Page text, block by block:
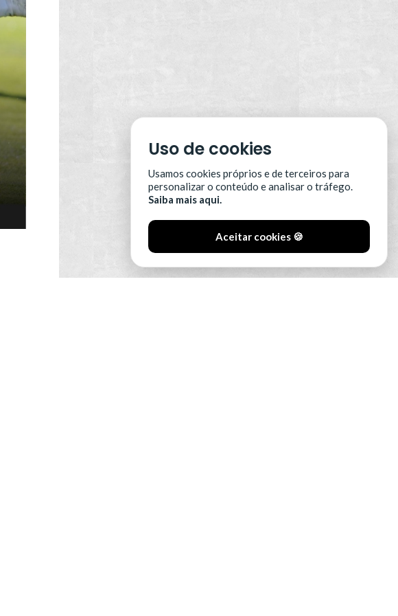
Uso de cookies
Usamos cookies próprios e de terceiros para
personalizar o conteúdo e analisar o tráfego.
Saiba mais aqui.
Aceitar cookies 🍪